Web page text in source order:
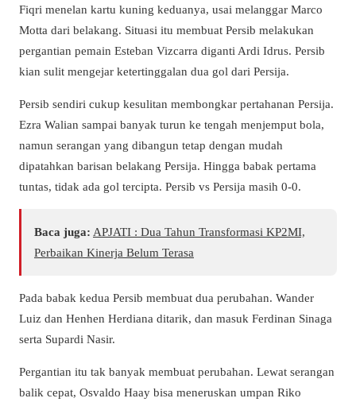
Fiqri menelan kartu kuning keduanya, usai melanggar Marco
Motta dari belakang. Situasi itu membuat Persib melakukan
pergantian pemain Esteban Vizcarra diganti Ardi Idrus. Persib
kian sulit mengejar ketertinggalan dua gol dari Persija.
Persib sendiri cukup kesulitan membongkar pertahanan Persija.
Ezra Walian sampai banyak turun ke tengah menjemput bola,
namun serangan yang dibangun tetap dengan mudah
dipatahkan barisan belakang Persija. Hingga babak pertama
tuntas, tidak ada gol tercipta. Persib vs Persija masih 0-0.
Baca juga: APJATI : Dua Tahun Transformasi KP2MI,
Perbaikan Kinerja Belum Terasa
Pada babak kedua Persib membuat dua perubahan. Wander
Luiz dan Henhen Herdiana ditarik, dan masuk Ferdinan Sinaga
serta Supardi Nasir.
Pergantian itu tak banyak membuat perubahan. Lewat serangan
balik cepat, Osvaldo Haay bisa meneruskan umpan Riko